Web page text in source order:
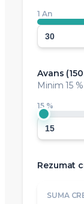
1 An
Avans (
Minim15 %
15 %
Rezumat
SUMA